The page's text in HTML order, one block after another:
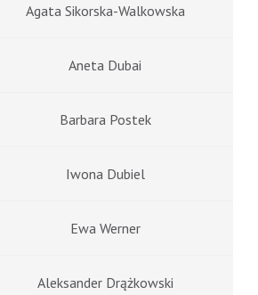
Agata Sikorska-Walkowska
Aneta Dubai
Barbara Postek
Iwona Dubiel
Ewa Werner
Aleksander Drążkowski